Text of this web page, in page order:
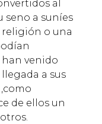
al
seno a suníes
o una
han venido
a sus
de ellos un